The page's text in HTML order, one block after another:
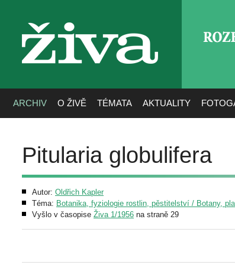
živa
ARCHIV O ŽIVĚ TÉMATA AKTUALITY
Pitularia globulifera
Autor: Oldřich Kapler
Téma: Botanika, fyziologie rostlin, pěstitelství / Botany,
Vyšlo v časopise Živa 1/1956 na straně 29